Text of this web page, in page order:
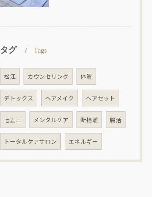
タグ Tags
松江 カウンセリング 体質
デトックス ヘアメイク ヘアセット
七五三 メンタルケア 断捨離 腸活
トータルケアサロン エネルギー